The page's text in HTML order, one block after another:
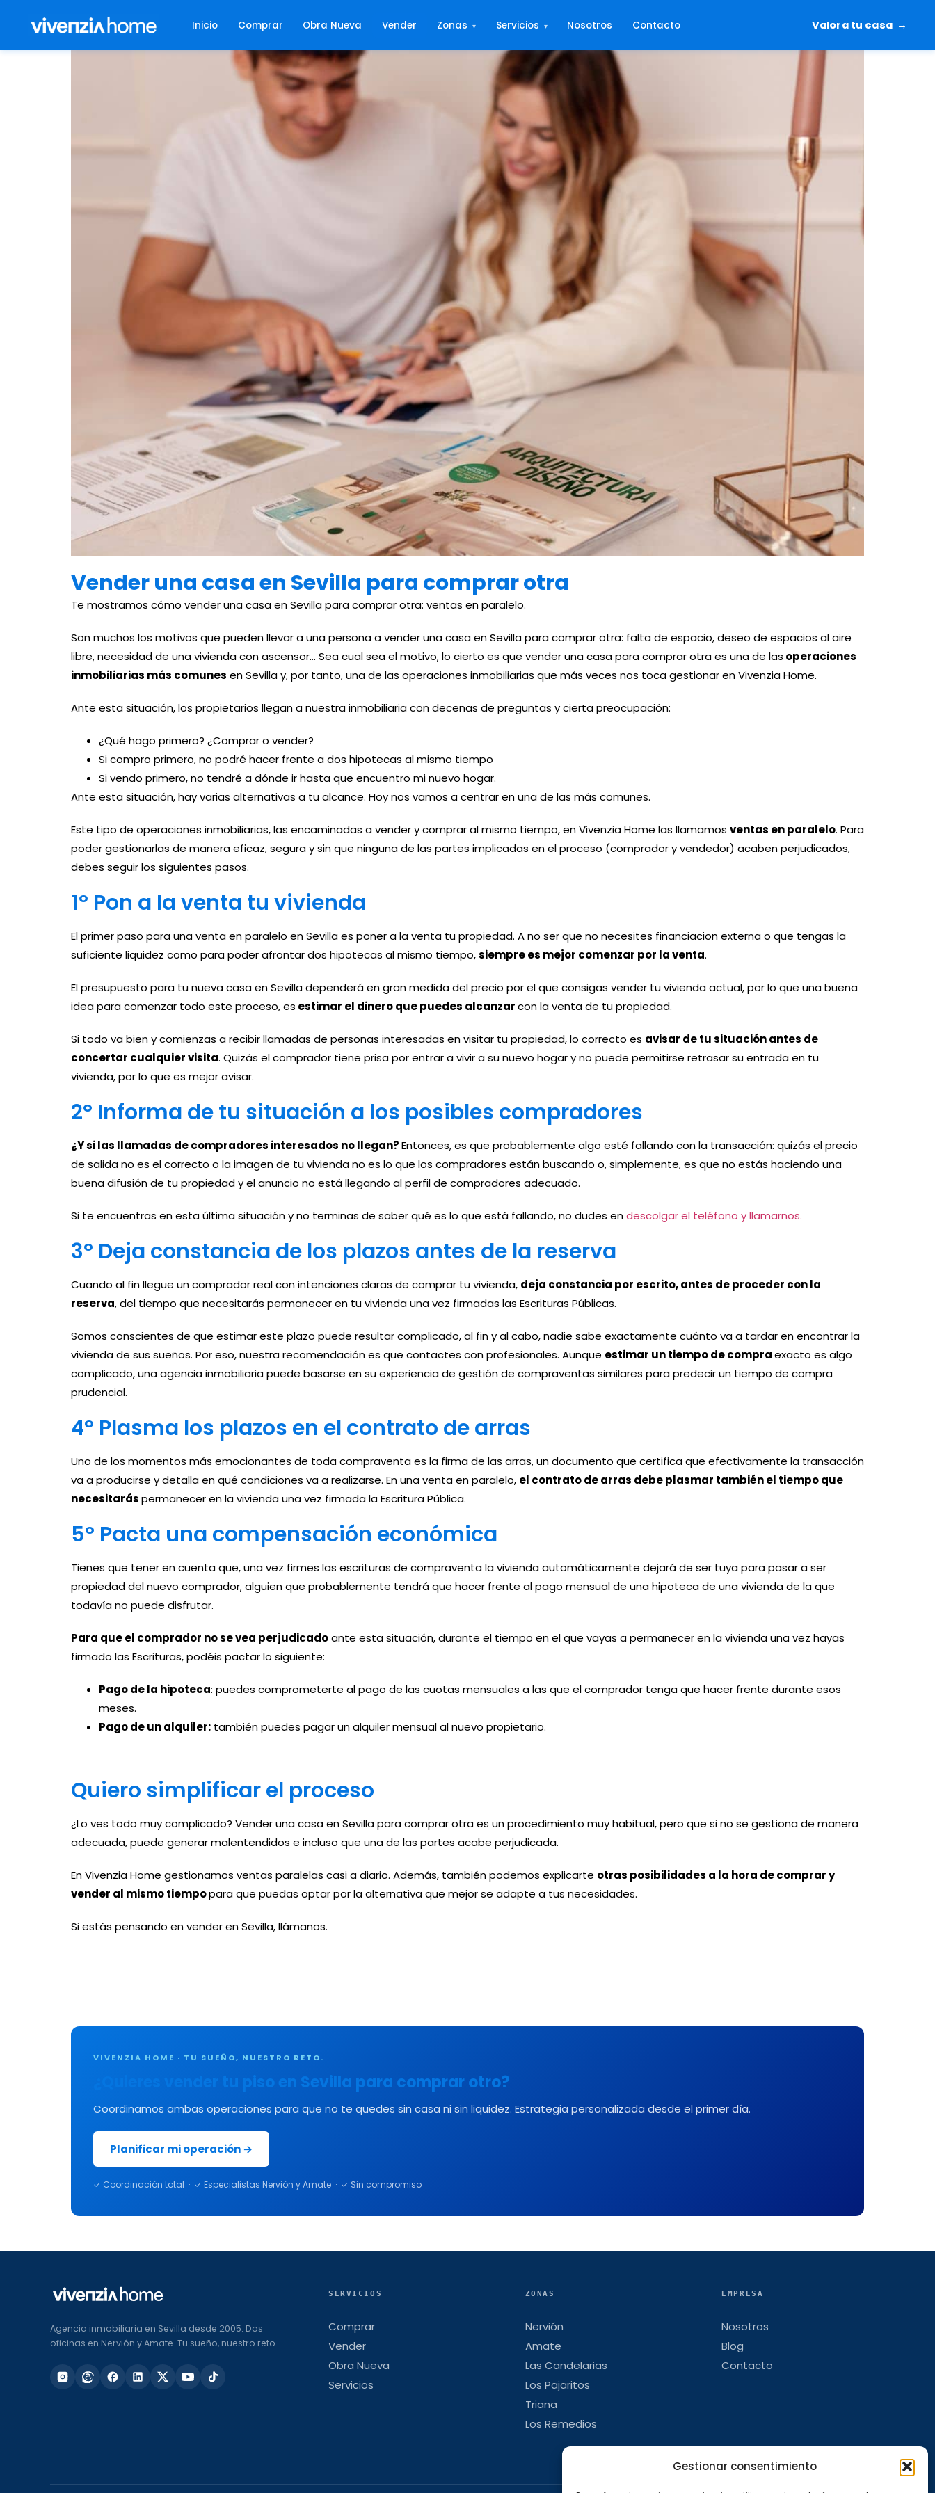
Gestionar consentimiento
Inicio Comprar Obra Nueva Vender Zonas ▾ Servicios ▾ Nosotros Contacto Valora tu casa
Vender una casa en Sevilla para comprar otra
Te mostramos cómo vender una casa en Sevilla para comprar otra: ventas en paralelo.
Son muchos los motivos que pueden llevar a una persona a vender una casa en Sevilla para comprar otra: falta de espacio, deseo de espacios al aire
libre, necesidad de una vivienda con ascensor… Sea cual sea el motivo, lo cierto es que vender una casa para comprar otra es una de las operaciones
inmobiliarias más comunes en Sevilla y, por tanto, una de las operaciones inmobiliarias que más veces nos toca gestionar en Vivenzia Home.
Ante esta situación, los propietarios llegan a nuestra inmobiliaria con decenas de preguntas y cierta preocupación:
¿Qué hago primero? ¿Comprar o vender?
Si compro primero, no podré hacer frente a dos hipotecas al mismo tiempo
Si vendo primero, no tendré a dónde ir hasta que encuentro mi nuevo hogar.
Ante esta situación, hay varias alternativas a tu alcance. Hoy nos vamos a centrar en una de las más comunes.
Este tipo de operaciones inmobiliarias, las encaminadas a vender y comprar al mismo tiempo, en Vivenzia Home las llamamos ventas en paralelo. Para
poder gestionarlas de manera eficaz, segura y sin que ninguna de las partes implicadas en el proceso (comprador y vendedor) acaben perjudicados,
debes seguir los siguientes pasos.
1º Pon a la venta tu vivienda
El primer paso para una venta en paralelo en Sevilla es poner a la venta tu propiedad. A no ser que no necesites financiacion externa o que tengas la
suficiente liquidez como para poder afrontar dos hipotecas al mismo tiempo,siempre es mejor comenzar por la venta.
El presupuesto para tu nueva casa en Sevilla dependerá en gran medida del precio por el que consigas vender tu vivienda actual, por lo que una buena
idea para comenzar todo este proceso, es estimar el dinero que puedes alcanzarcon la venta de tu propiedad.
Si todo va bien y comienzas a recibir llamadas de personas interesadas en visitar tu propiedad, lo correcto es avisar de tu situación antes de
concertar cualquier visita. Quizás el comprador tiene prisa por entrar a vivir a su nuevo hogar y no puede permitirse retrasar su entrada en tu
vivienda, por lo que es mejor avisar.
2º Informa de tu situación a los posibles compradores
¿Y si las llamadas de compradores interesados no llegan?Entonces, es que probablemente algo esté fallando con la transacción: quizás el precio
de salida no es el correcto o la imagen de tu vivienda no es lo que los compradores están buscando o, simplemente, es que no estás haciendo una
buena difusión de tu propiedad y el anuncio no está llegando al perfil de compradores adecuado.
Si te encuentras en esta última situación y no terminas de saber qué es lo que está fallando, no dudes endescolgar el teléfono y llamarnos.
3º Deja constancia de los plazos antes de la reserva
Cuando al fin llegue un comprador real con intenciones claras de comprar tu vivienda, deja constancia por escrito, antes de proceder con la
reserva, del tiempo que necesitarás permanecer en tu vivienda una vez firmadas las Escrituras Públicas.
Somos conscientes de que estimar este plazo puede resultar complicado, al fin y al cabo, nadie sabe exactamente cuánto va a tardar en encontrar la
vivienda de sus sueños. Por eso, nuestra recomendación es que contactes con profesionales. Aunque estimar un tiempo de compraexacto es algo
complicado, una agencia inmobiliaria puede basarse en su experiencia de gestión de compraventas similares para predecir un tiempo de compra
prudencial.
4º Plasma los plazos en el contrato de arras
Uno de los momentos más emocionantes de toda compraventa es la firma de las arras, un documento que certifica que efectivamente la transacción
va a producirse y detalla en qué condiciones va a realizarse. En una venta en paralelo, el contrato de arras debe plasmar también el tiempo que
necesitaráspermanecer en la vivienda una vez firmada la Escritura Pública.
5º Pacta una compensación económica
Tienes que tener en cuenta que, una vez firmes las escrituras de compraventa la vivienda automáticamente dejará de ser tuya para pasar a ser
propiedad del nuevo comprador, alguien que probablemente tendrá que hacer frente al pago mensual de una hipoteca de una vivienda de la que
todavía no puede disfrutar.
Para que el comprador no se vea perjudicadoante esta situación, durante el tiempo en el que vayas a permanecer en la vivienda una vez hayas
firmado las Escrituras, podéis pactar lo siguiente:
Pago de la hipoteca: puedes comprometerte al pago de las cuotas mensuales a las que el comprador tenga que hacer frente durante esos
meses.
Pago de un alquiler: también puedes pagar un alquiler mensual al nuevo propietario.
Quiero simplificar el proceso
¿Lo ves todo muy complicado? Vender una casa en Sevilla para comprar otra es un procedimiento muy habitual, pero que si no se gestiona de manera
adecuada, puede generar malentendidos e incluso que una de las partes acabe perjudicada.
En Vivenzia Home gestionamos ventas paralelas casi a diario. Además, también podemos explicarte otras posibilidades a la hora de comprar y
vender al mismo tiempopara que puedas optar por la alternativa que mejor se adapte a tus necesidades.
Si estás pensando en vender en Sevilla, llámanos.
VIVENZIA HOME · TU SUEÑO, NUESTRO RETO.
¿Quieres vender tu piso en Sevilla para comprar otro?
Coordinamos ambas operaciones para que no te quedes sin casa ni sin liquidez. Estrategia personalizada desde el primer día.
Planificar mi operación →
✓ Coordinación total · ✓ Especialistas Nervión y Amate · ✓ Sin compromiso
Agencia inmobiliaria en Sevilla desde 2005. Dos
oficinas en Nervión y Amate. Tu sueño, nuestro reto.
SERVICIOS
Comprar
Vender
Obra Nueva
Servicios
ZONAS
Nervión
Amate
Las Candelarias
Los Pajaritos
Triana
Los Remedios
EMPRESA
Nosotros
Blog
Contacto